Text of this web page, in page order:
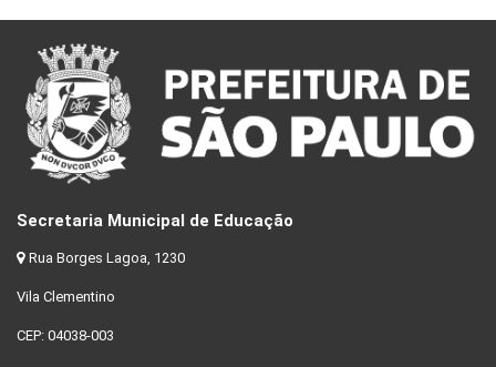
Secretaria Municipal de Educação
Rua Borges Lagoa, 1230
Vila Clementino
CEP: 04038-003